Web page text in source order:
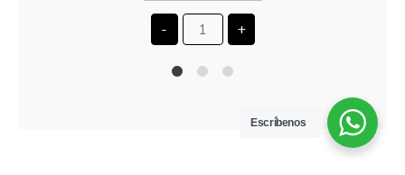
- +
Escríbenos